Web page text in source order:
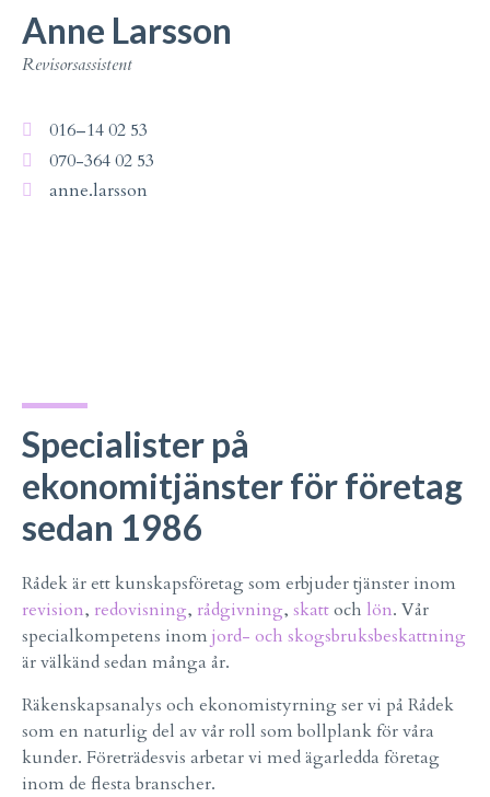
Anne Larsson
Revisorsassistent
016–14 02 53
070-364 02 53
anne.larsson
Specialister på
ekonomitjänster för företag
sedan 1986
Rådek är ett kunskapsföretag som erbjuder tjänster inom
revision, redovisning, rådgivning, skattoch lön. Vår
specialkompetens inom jord- och skogsbruksbeskattning
är välkänd sedan många år.
Räkenskapsanalys och ekonomistyrning ser vi på Rådek
som en naturlig del av vår roll som bollplank för våra
kunder. Företrädesvis arbetar vi med ägarledda företag
inom de flesta branscher.